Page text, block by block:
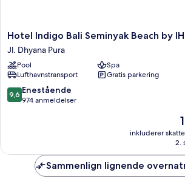
Hotel
Indigo
Bali
Seminyak
Beach
by
IHG
Hotel Indigo Bali Seminyak Beach by
Jl. Dhyana Pura
Pool
Spa
Lufthavnstransport
Gratis parkering
9.6
ud
anmeldelser
9,6 Enestående
974 anmeldelser
inkluderer
2.
Sammenlign lignende